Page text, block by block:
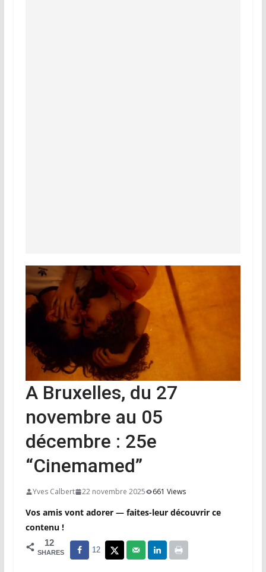
A Bruxelles, du 27
novembre au 05
décembre : 25e
“Cinemamed”
Yves Calbert 22 novembre 2025 661 Views
Vos amis vont adorer — faites-leur découvrir ce
contenu !
12
SHARES 12